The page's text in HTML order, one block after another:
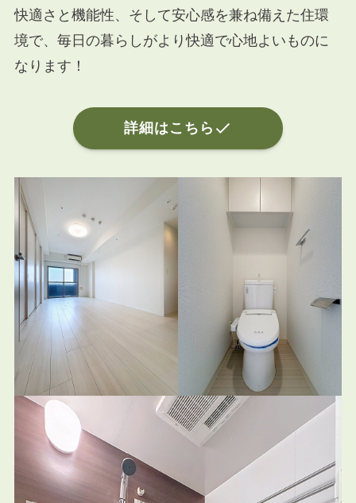
快適さと機能性、そして安心感を兼ね備えた住環
境で、毎日の暮らしがより快適で心地よいものに
なります！
詳細はこちら